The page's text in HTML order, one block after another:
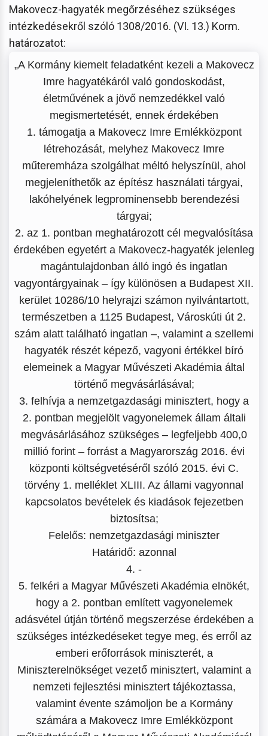
Makovecz-hagyaték megőrzéséhez szükséges
intézkedésekről szóló 1308/2016. (VI. 13.) Korm.
határozatot:
„A Kormány kiemelt feladatként kezeli a Makovecz
Imre hagyatékáról való gondoskodást,
életművének a jövő nemzedékkel való
megismertetését, ennek érdekében
1. támogatja a Makovecz Imre Emlékközpont
létrehozását, melyhez Makovecz Imre
műteremháza szolgálhat méltó helyszínül, ahol
megjeleníthetők az építész használati tárgyai,
lakóhelyének legprominensebb berendezési
tárgyai;
2. az 1. pontban meghatározott cél megvalósítása
érdekében egyetért a Makovecz-hagyaték jelenleg
magántulajdonban álló ingó és ingatlan
vagyontárgyainak – így különösen a Budapest XII.
kerület 10286/10 helyrajzi számon nyilvántartott,
természetben a 1125 Budapest, Városkúti út 2.
szám alatt található ingatlan –, valamint a szellemi
hagyaték részét képező, vagyoni értékkel bíró
elemeinek a Magyar Művészeti Akadémia által
történő megvásárlásával;
3. felhívja a nemzetgazdasági minisztert, hogy a
2. pontban megjelölt vagyonelemek állam általi
megvásárlásához szükséges – legfeljebb 400,0
millió forint – forrást a Magyarország 2016. évi
központi költségvetéséről szóló 2015. évi C.
törvény 1. melléklet XLIII. Az állami vagyonnal
kapcsolatos bevételek és kiadások fejezetben
biztosítsa;
Felelős: nemzetgazdasági miniszter
Határidő: azonnal
4. -
5. felkéri a Magyar Művészeti Akadémia elnökét,
hogy a 2. pontban említett vagyonelemek
adásvétel útján történő megszerzése érdekében a
szükséges intézkedéseket tegye meg, és erről az
emberi erőforrások miniszterét, a
Miniszterelnökséget vezető minisztert, valamint a
nemzeti fejlesztési minisztert tájékoztassa,
valamint évente számoljon be a Kormány
számára a Makovecz Imre Emlékközpont